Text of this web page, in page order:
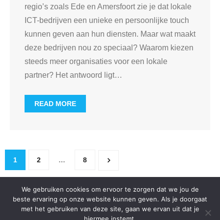
regio’s zoals Ede en Amersfoort zie je dat lokale
ICT-bedrijven een unieke en persoonlijke touch
kunnen geven aan hun diensten. Maar wat maakt
deze bedrijven nou zo speciaal? Waarom kiezen
steeds meer organisaties voor een lokale
partner? Het antwoord ligt…
READ MORE
1 2 … 8
Developed by Shuttle Themes . Powered by WordPress.
We gebruiken cookies om ervoor te zorgen dat we jou de
beste ervaring op onze website kunnen geven. Als je doorgaat
met het gebruiken van deze site, gaan we ervan uit dat je